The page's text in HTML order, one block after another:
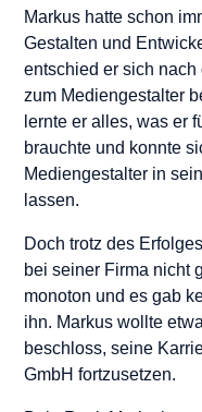
Markus hatte schon
Gestalten und
entschied er sich
zum Mediengestalter
lernte er alles, was er
brauchte und konnte
Mediengestalter in
lassen.
Doch trotz des
bei seiner Firma nicht
monoton und es gab
ihn. Markus wollte
beschloss, seine
GmbH fortzusetzen.